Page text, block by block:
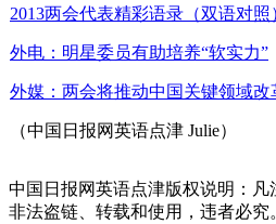
2013两会代表精彩语录（双语对照
外电：明星委员有助培养“软实力”
外媒：两会将推动中国关键领域改
（中国日报网英语点津 Julie）
中国日报网英语点津版权说明：
非法盗链、转载和使用，违者必究